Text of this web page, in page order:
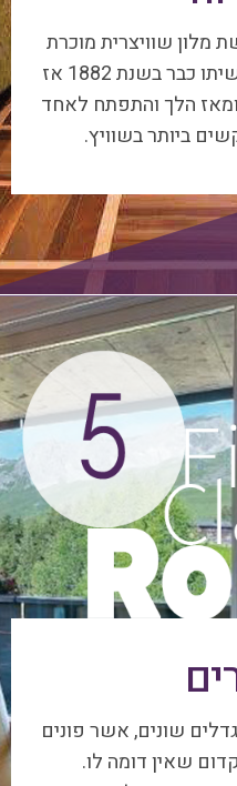
מלון שוויצרית מוכרת
של מלונות יוקרה, אשר ראשיתו כבר בשנת 1882 אז
הלך והתפתח לאחד
ביותר בשוויץ.
ובגדלים שונים, אשר פונים
שאין דומה לו.
הצופות לנוף פנורמי,